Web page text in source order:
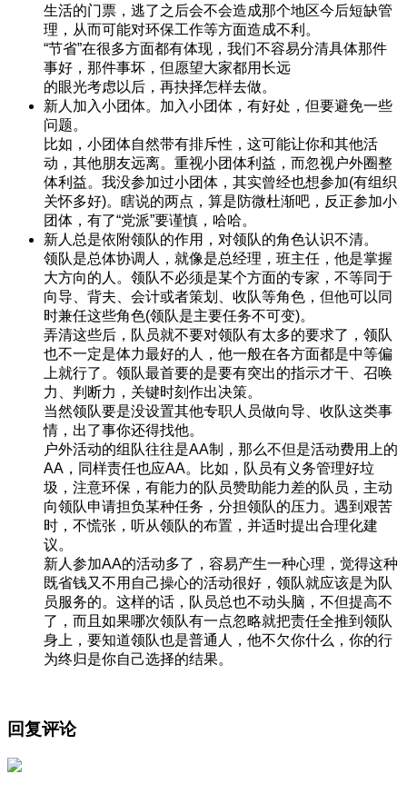
生活的门票，逃了之后会不会造成那个地区今后短缺管
理，从而可能对环保工作等方面造成不利。
“节省”在很多方面都有体现，我们不容易分清具体那件
事好，那件事坏，但愿望大家都用长远
的眼光考虑以后，再抉择怎样去做。
新人加入小团体。加入小团体，有好处，但要避免一些
问题。
比如，小团体自然带有排斥性，这可能让你和其他活
动，其他朋友远离。重视小团体利益，而忽视户外圈整
体利益。我没参加过小团体，其实曾经也想参加(有组织
关怀多好)。瞎说的两点，算是防微杜渐吧，反正参加小
团体，有了“党派”要谨慎，哈哈。
新人总是依附领队的作用，对领队的角色认识不清。
领队是总体协调人，就像是总经理，班主任，他是掌握
大方向的人。领队不必须是某个方面的专家，不等同于
向导、背夫、会计或者策划、收队等角色，但他可以同
时兼任这些角色(领队是主要任务不可变)。
弄清这些后，队员就不要对领队有太多的要求了，领队
也不一定是体力最好的人，他一般在各方面都是中等偏
上就行了。领队最首要的是要有突出的指示才干、召唤
力、判断力，关键时刻作出决策。
当然领队要是没设置其他专职人员做向导、收队这类事
情，出了事你还得找他。
户外活动的组队往往是AA制，那么不但是活动费用上的
AA，同样责任也应AA。比如，队员有义务管理好垃
圾，注意环保，有能力的队员赞助能力差的队员，主动
向领队申请担负某种任务，分担领队的压力。遇到艰苦
时，不慌张，听从领队的布置，并适时提出合理化建
议。
新人参加AA的活动多了，容易产生一种心理，觉得这种
既省钱又不用自己操心的活动很好，领队就应该是为队
员服务的。这样的话，队员总也不动头脑，不但提高不
了，而且如果哪次领队有一点忽略就把责任全推到领队
身上，要知道领队也是普通人，他不欠你什么，你的行
为终归是你自己选择的结果。
回复评论